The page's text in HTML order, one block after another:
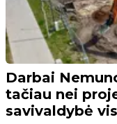
Darbai
tačiau nei
savivaldybė